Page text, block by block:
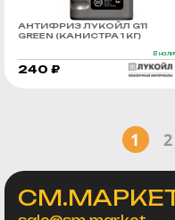
АНТИФРИЗ ЛУКОЙЛ G11
GREEN (КАНИСТРА 1 КГ)
В
240 ₽
1 2